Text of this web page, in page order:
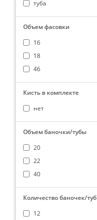
туба
Объем фасовки
16
18
46
Кисть в комплекте
нет
Объем баночки/тубы
20
22
40
Количество баночек/туб
12